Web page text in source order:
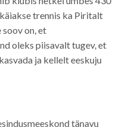
trennis ka Piritalt
on, et
oleks piisavalt tugev, et
ja kellelt eeskuju
tänavu